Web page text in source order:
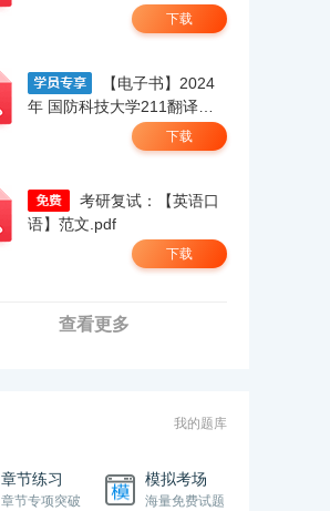
士英语考研精品资料.pdf
下载
年 国防科技大学211翻译硕
士英语考研精品资料.pdf
下载
语】范文.pdf
下载
查看更多
我的题库
章节练习
章节专项突破
模拟考场
海量免费试题